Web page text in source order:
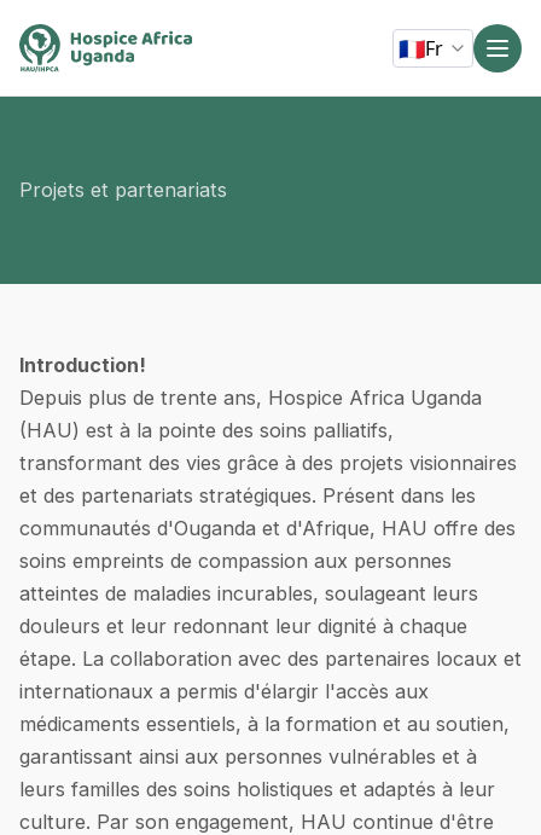
🇫🇷Fr
Projets et partenariats
Introduction!
Depuis plus de trente ans, Hospice Africa Uganda
(HAU) est à la pointe des soins palliatifs,
transformant des vies grâce à des projets visionnaires
et des partenariats stratégiques. Présent dans les
communautés d'Ouganda et d'Afrique, HAU offre des
soins empreints de compassion aux personnes
atteintes de maladies incurables, soulageant leurs
douleurs et leur redonnant leur dignité à chaque
étape. La collaboration avec des partenaires locaux et
internationaux a permis d'élargir l'accès aux
médicaments essentiels, à la formation et au soutien,
garantissant ainsi aux personnes vulnérables et à
leurs familles des soins holistiques et adaptés à leur
culture. Par son engagement, HAU continue d'être